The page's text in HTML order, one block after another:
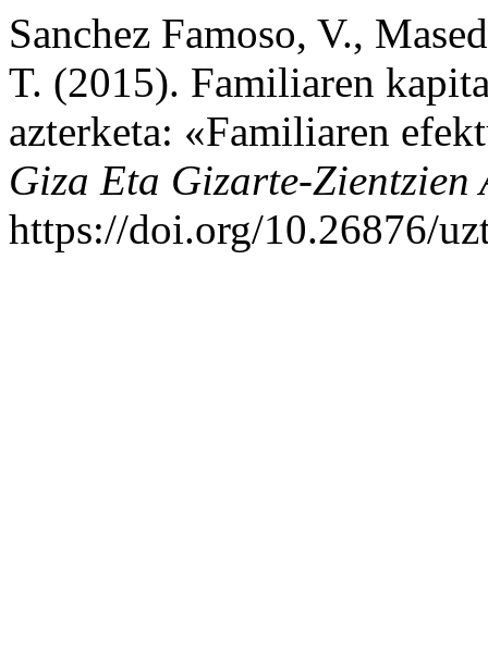
Sanchez Famoso, V.,
T. (2015). Familiaren
azterketa: «Familiaren
Giza Eta Gizarte-
https://doi.org/10.26876/